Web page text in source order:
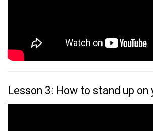
Lesson 3: How to stand up on